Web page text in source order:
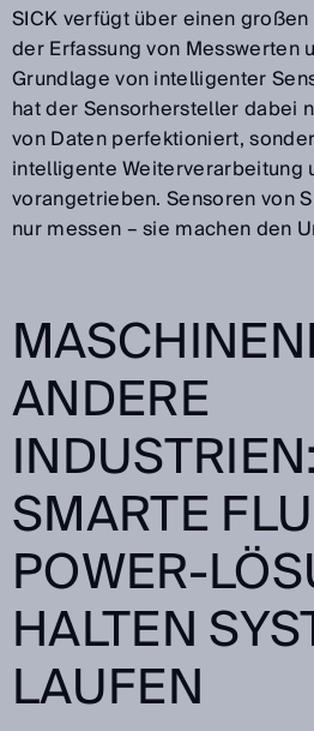
SICK verfügt über einen
der Erfassung von Messwerten
Grundlage von intelligenter
hat der Sensorhersteller dabei
von Daten perfektioniert,
intelligente Weiterverarbeitung
vorangetrieben. Sensoren von
nur messen – sie machen den
ANDERE
INDUSTRIEN:
SMARTE
POWER-
HALTEN
LAUFEN